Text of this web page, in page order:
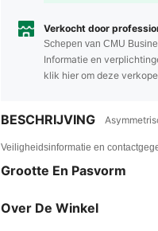
Verkocht door
Schepen van CMU
Informatie en
BESCHRIJVING
Veiligheidsinformatie en
Grootte En Pasvorm
Over De Winkel